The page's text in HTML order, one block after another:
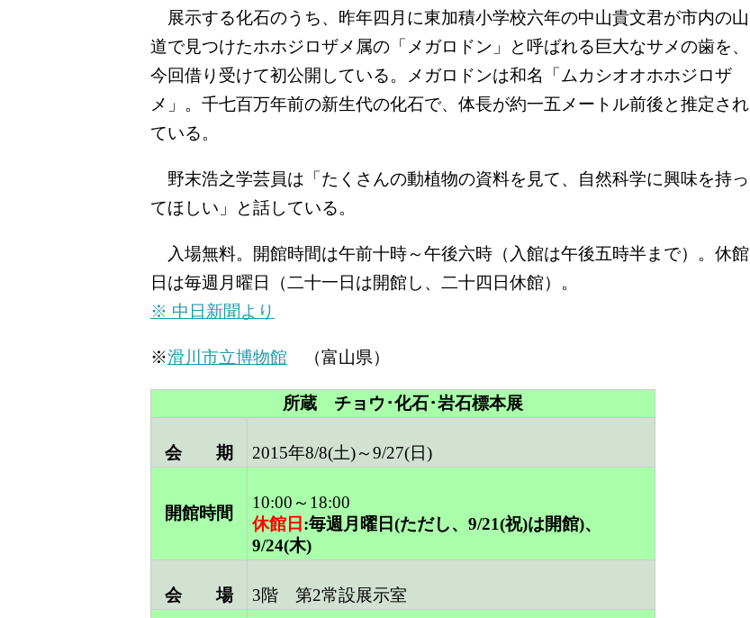
展示する化石のうち、昨年四月に東加積小学校六年の中山貴文君が市内の山
道で見つけたホホジロザメ属の「メガロドン」と呼ばれる巨大なサメの歯を、
今回借り受けて初公開している。メガロドンは和名「ムカシオオホホジロザ
メ」。千七百万年前の新生代の化石で、体長が約一五メートル前後と推定され
ている。
野末浩之学芸員は「たくさんの動植物の資料を見て、自然科学に興味を持っ
てほしい」と話している。
入場無料。開館時間は午前十時～午後六時（入館は午後五時半まで）。休館
日は毎週月曜日（二十一日は開館し、二十四日休館）。
※ 中日新聞より
※滑川市立博物館 （富山県）
所蔵 チョウ･化石･岩石標本展
会 期 2015年8/8(土)～9/27(日)
開館時間
10:00～18:00
休館日 :毎週月曜日(ただし、 9/21(祝)は開館)、
9/24(木)
会 場 3階 第2常設展示室